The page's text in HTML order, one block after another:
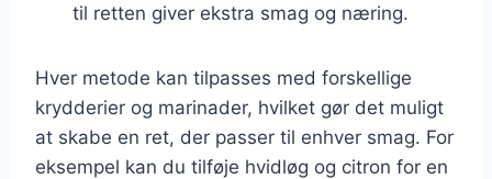
til retten giver ekstra smag og næring.
Hver metode kan tilpasses med forskellige
krydderier og marinader, hvilket gør det muligt
at skabe en ret, der passer til enhver smag. For
eksempel kan du tilføje hvidløg og citron for en